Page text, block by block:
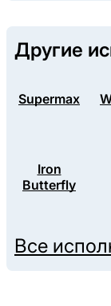
Другие
Supermax
Iron
Butterfly
Все